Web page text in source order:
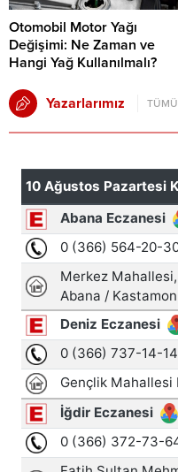
Otomobil Motor Yağı
Değişimi: Ne Zaman ve
Hangi Yağ Kullanılmalı?
Yazarlarımız TÜMÜ